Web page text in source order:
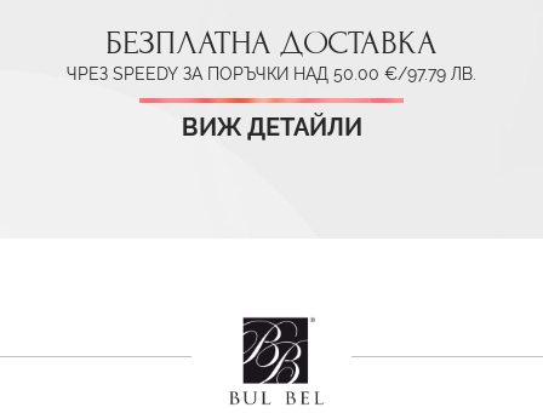
БЕЗПЛАТНА ДОСТАВКА
ЧРЕЗ SPEEDY ЗА ПОРЪЧКИ НАД 50.00 €/97.79 ЛВ.
ВИЖ ДЕТАЙЛИ